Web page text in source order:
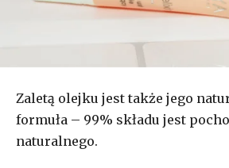
Zaletą olejku jest także jego
formuła – 99% składu jest
naturalnego.